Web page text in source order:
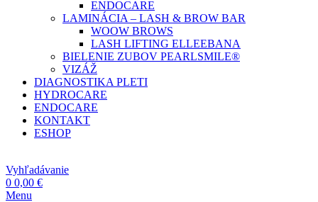
ENDOCARE
LAMINÁCIA – LASH & BROW BAR
WOOW BROWS
LASH LIFTING ELLEEBANA
BIELENIE ZUBOV PEARLSMILE®
VIZÁŽ
DIAGNOSTIKA PLETI
HYDROCARE
ENDOCARE
KONTAKT
ESHOP
Vyhľadávanie
0 0,00 €
Menu